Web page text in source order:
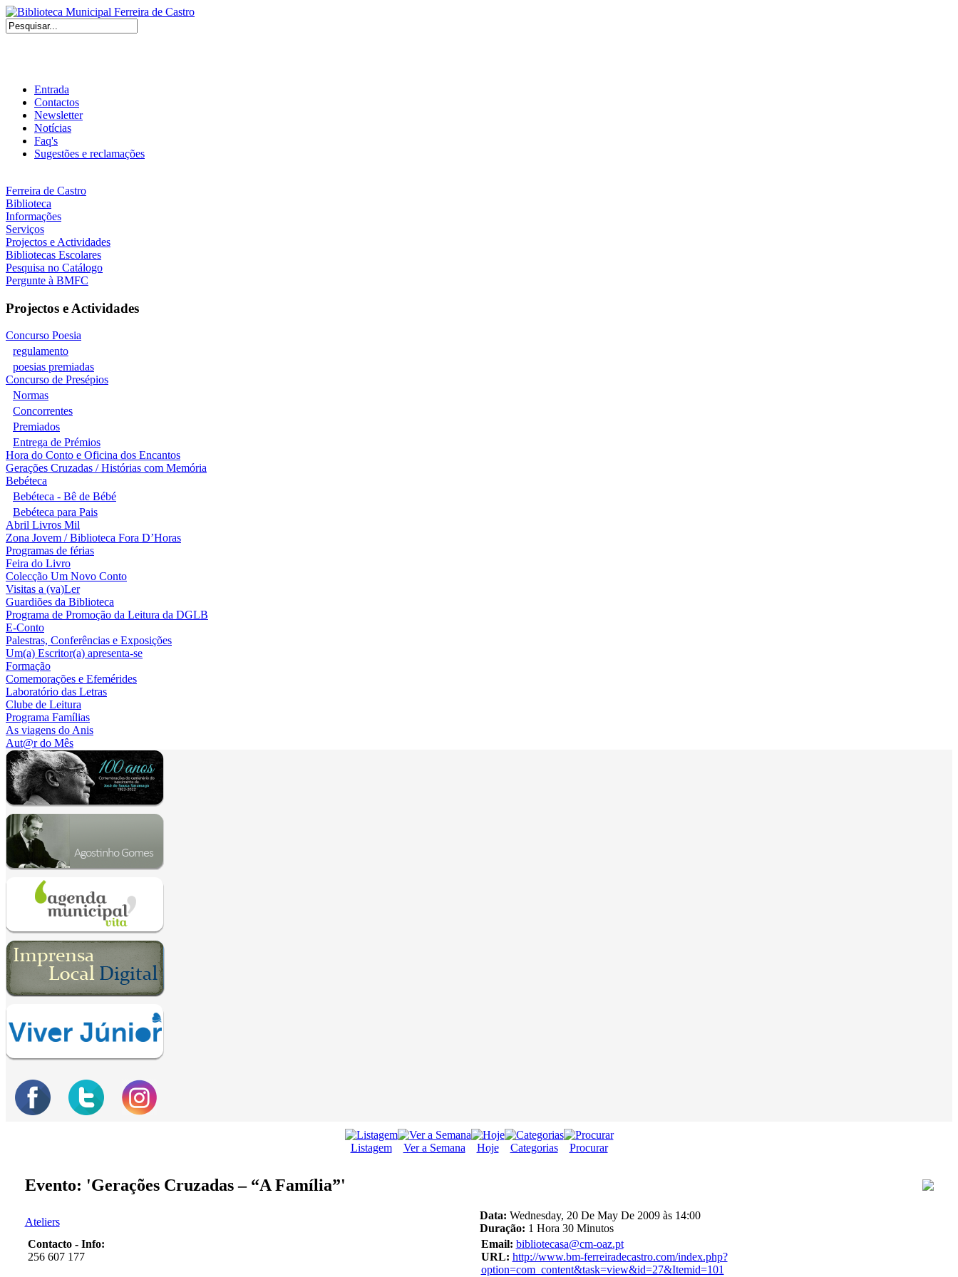
Entrada
Contactos
Newsletter
Notícias
Faq's
Sugestões e reclamações
Ferreira de Castro
Biblioteca
Informações
Serviços
Projectos e Actividades
Bibliotecas Escolares
Pesquisa no Catálogo
Pergunte à BMFC
Projectos e Actividades
Concurso Poesia
regulamento
poesias premiadas
Concurso de Presépios
Normas
Concorrentes
Premiados
Entrega de Prémios
Hora do Conto e Oficina dos Encantos
Gerações Cruzadas / Histórias com Memória
Bebéteca
Bebéteca - Bê de Bébé
Bebéteca para Pais
Abril Livros Mil
Zona Jovem / Biblioteca Fora D’Horas
Programas de férias
Feira do Livro
Colecção Um Novo Conto
Visitas a (va)Ler
Guardiões da Biblioteca
Programa de Promoção da Leitura da DGLB
E-Conto
Palestras, Conferências e Exposições
Um(a) Escritor(a) apresenta-se
Formação
Comemorações e Efemérides
Laboratório das Letras
Clube de Leitura
Programa Famílias
As viagens do Anis
Aut@r do Mês
Listagem Ver a Semana Hoje Categorias Procurar
Evento: 'Gerações Cruzadas – “A Família”'
Ateliers
Data: Wednesday, 20 De May De 2009 às 14:00
Duração: 1 Hora 30 Minutos
Contacto - Info:
256 607 177
Email: bibliotecasa@cm-oaz.pt
URL: http://www.bm-ferreiradecastro.com/index.php?
option=com_content&task=view&id=27&Itemid=101